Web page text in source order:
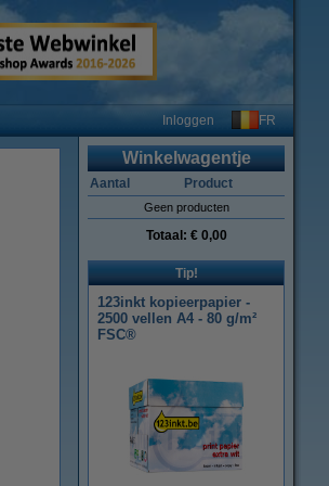
Inloggen FR
Winkelwagentje
Aantal Product
Geen producten
Totaal: € 0,00
Tip!
123inkt kopieerpapier -
2500 vellen A4 - 80 g/m²
FSC®